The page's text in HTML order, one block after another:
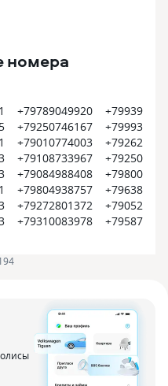
номера
+79789049920
+79250746167
+79010774003
+79108733967
+79084988408
+79804938757
+79272801372
+79310083978